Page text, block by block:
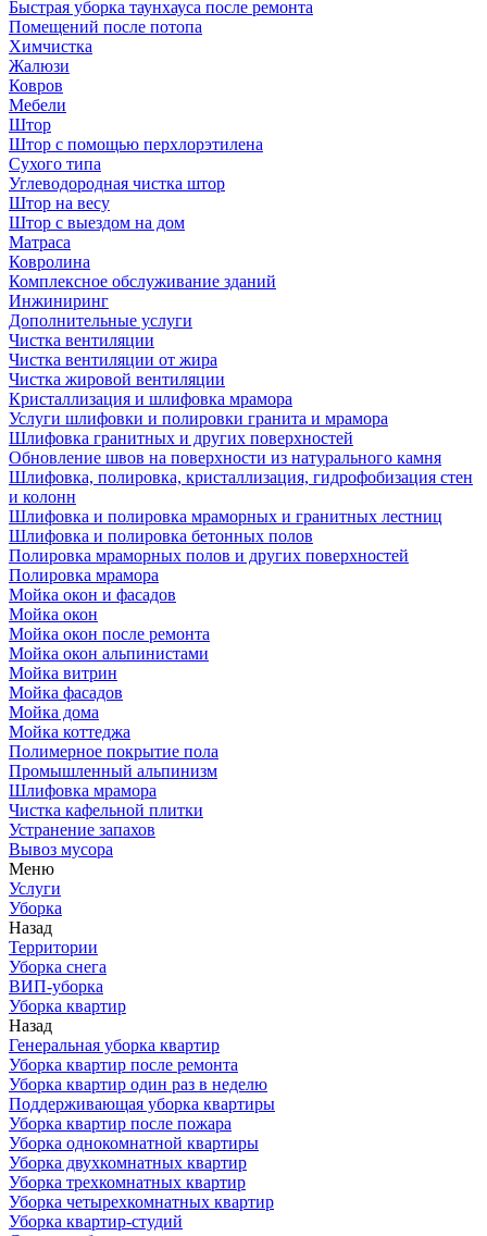
Быстрая уборка таунхауса после ремонта
Помещений после потопа
Химчистка
Жалюзи
Ковров
Мебели
Штор
Штор с помощью перхлорэтилена
Сухого типа
Углеводородная чистка штор
Штор на весу
Штор с выездом на дом
Матраса
Ковролина
Комплексное обслуживание зданий
Инжиниринг
Дополнительные услуги
Чистка вентиляции
Чистка вентиляции от жира
Чистка жировой вентиляции
Кристаллизация и шлифовка мрамора
Услуги шлифовки и полировки гранита и мрамора
Шлифовка гранитных и других поверхностей
Обновление швов на поверхности из натурального камня
Шлифовка, полировка, кристаллизация, гидрофобизация стен
и колонн
Шлифовка и полировка мраморных и гранитных лестниц
Шлифовка и полировка бетонных полов
Полировка мраморных полов и других поверхностей
Полировка мрамора
Мойка окон и фасадов
Мойка окон
Мойка окон после ремонта
Мойка окон альпинистами
Мойка витрин
Мойка фасадов
Мойка дома
Мойка коттеджа
Полимерное покрытие пола
Промышленный альпинизм
Шлифовка мрамора
Чистка кафельной плитки
Устранение запахов
Вывоз мусора
Меню
Услуги
Уборка
Назад
Территории
Уборка снега
ВИП-уборка
Уборка квартир
Назад
Генеральная уборка квартир
Уборка квартир после ремонта
Уборка квартир один раз в неделю
Поддерживающая уборка квартиры
Уборка квартир после пожара
Уборка однокомнатной квартиры
Уборка двухкомнатных квартир
Уборка трехкомнатных квартир
Уборка четырехкомнатных квартир
Уборка квартир-студий